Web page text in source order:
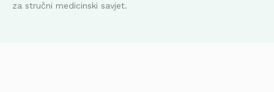
za stručni medicinski savjet.